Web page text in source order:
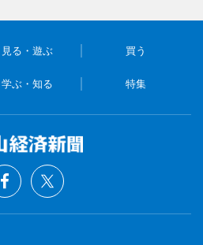
見る・遊ぶ 買う
学ぶ・知る 特集